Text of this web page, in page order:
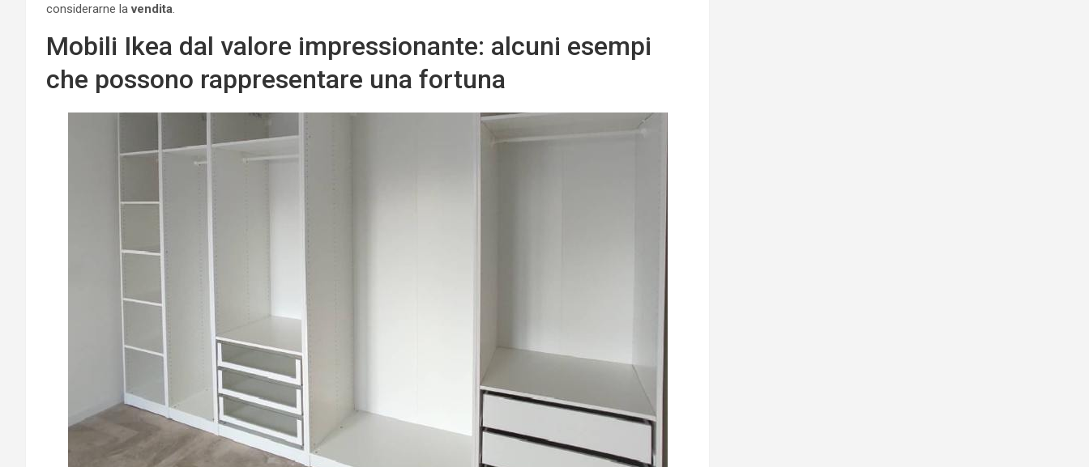
considerarne lavendita
Mobili Ikea dal valore impressionante: alcuni esempi
che possono rappresentare una fortuna